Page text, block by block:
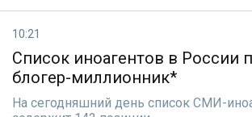
10:21
Список иноагентов в России
блогер-миллионник*
На сегодняшний день список СМИ-